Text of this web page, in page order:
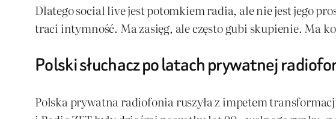
Dlatego social live jest potomkiem radia, ale nie jest jego
traci intymność. Ma zasięg, ale często gubi skupienie. Ma
Polski słuchacz po latach prywatnej
Polska prywatna radiofonia ruszyła z impetem